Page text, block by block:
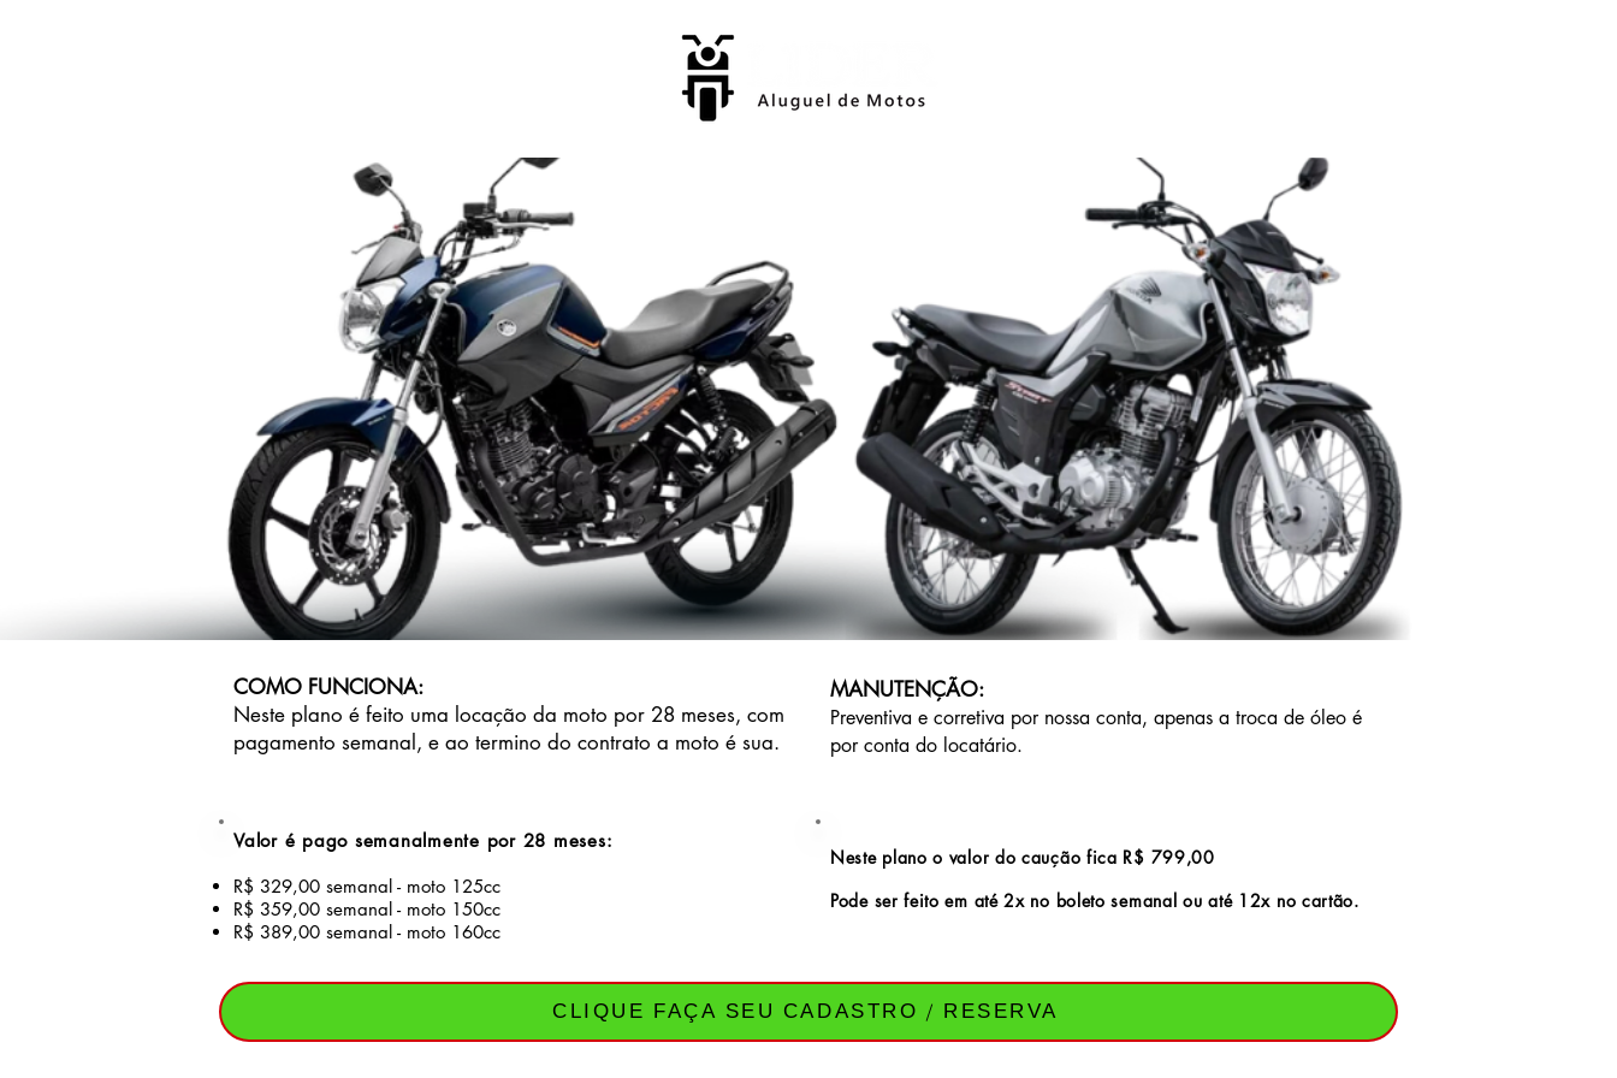
COMO FUNCIONA:
Neste plano é feito uma locação da moto por 28 meses, com
pagamento semanal, e ao termino do contrato a moto é sua.
Valor é pago semanalmente por 28 meses:
R$ 329,00 semanal - moto 125cc
R$ 359,00 semanal - moto 150cc
R$ 389,00 semanal - moto 160cc
MANUTENÇÃO:
Preventiva e corretiva por nossa conta, apenas a troca de óleo é
por conta do locatário.
Neste plano o valor do caução fica R$ 799,00
Pode ser feito em até 2x no boleto semanal ou até 12x no cartão.
CLIQUE FAÇA SEU CADASTRO / RESERVA